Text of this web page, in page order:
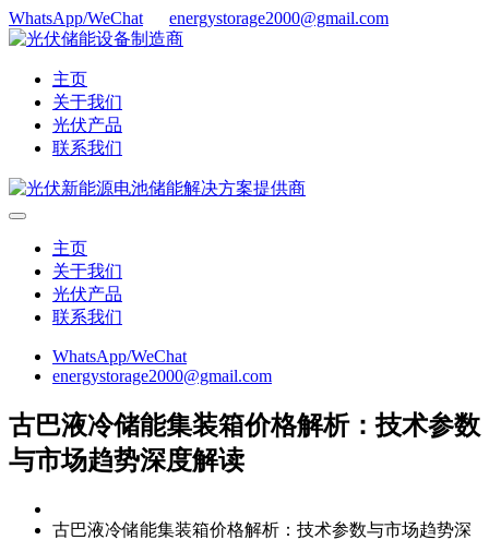
WhatsApp/WeChat energystorage2000@gmail.com
主页
关于我们
光伏产品
联系我们
主页
关于我们
光伏产品
联系我们
WhatsApp/WeChat
energystorage2000@gmail.com
古巴液冷储能集装箱价格解析：技术参数
与市场趋势深度解读
古巴液冷储能集装箱价格解析：技术参数与市场趋势深